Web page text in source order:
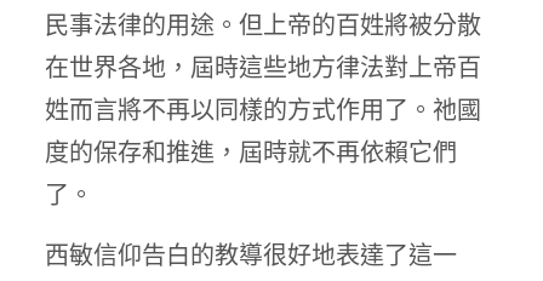
民事法律的用途。但上帝的百姓將被分散
在世界各地，屆時這些地方律法對上帝百
姓而言將不再以同樣的方式作用了。祂國
度的保存和推進，屆時就不再依賴它們
了。
西敏信仰告白的教導很好地表達了這一